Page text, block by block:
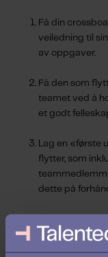
Få din
veiledning til
av oppgaver.
Få den som
teamet ved å
et godt
Lag en «første
flytter, som
dette på
Reboarding